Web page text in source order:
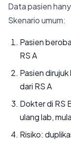
Data pasien
Skenario umum:
Pasien
RS A
Pasien
dari RS A
Dokter di RS
ulang lab,
Risiko: